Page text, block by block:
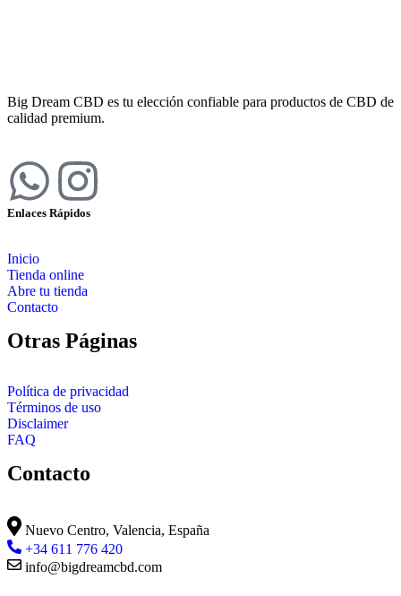
Big Dream CBD es tu elección confiable para productos de CBD de
calidad premium.
Enlaces Rápidos
Inicio
Tienda online
Abre tu tienda
Contacto
Otras Páginas
Política de privacidad
Términos de uso
Disclaimer
FAQ
Contacto
Nuevo Centro, Valencia, España
+34 611 776 420
info@bigdreamcbd.com